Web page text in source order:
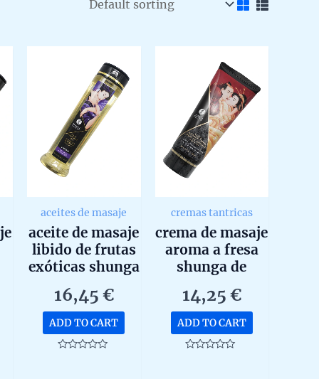
aceites de masaje
aceite de masaje
libido de frutas
exóticas shunga
240ml
16,45 €
ADD TO CART
cremas tantricas
crema de masaje
aroma a fresa
shunga de
14,25 €
ADD TO CART